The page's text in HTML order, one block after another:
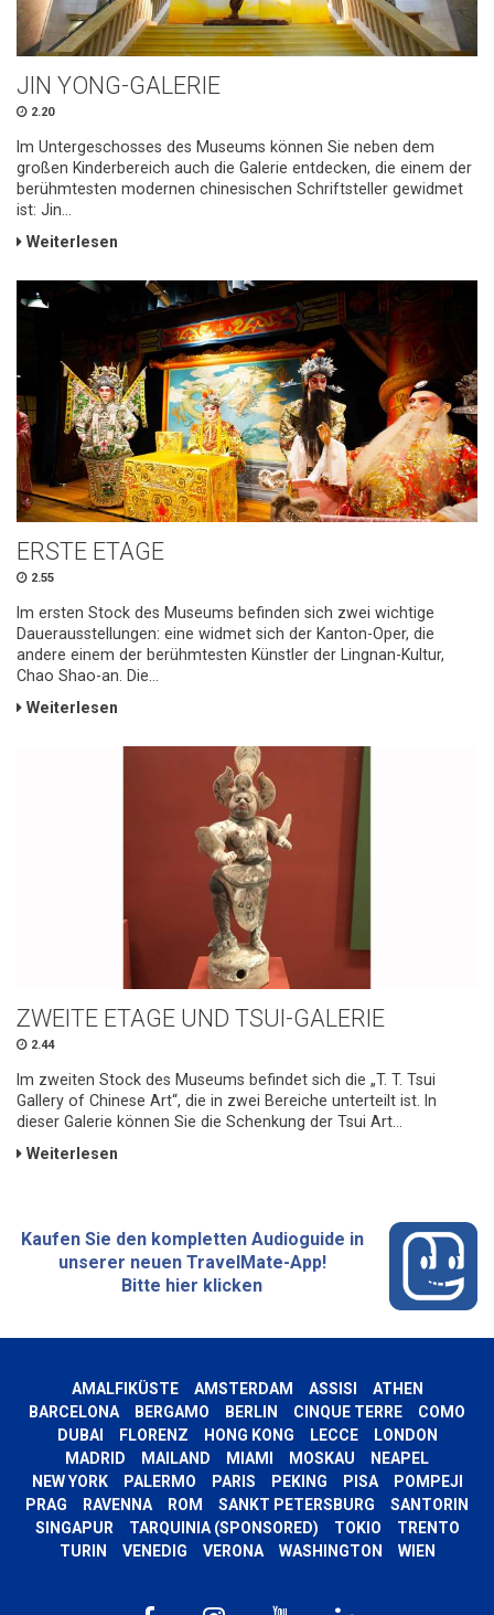
JIN YONG-GALERIE
2.20
Im Untergeschosses des Museums können Sie neben dem
großen Kinderbereich auch die Galerie entdecken, die einem der
berühmtesten modernen chinesischen Schriftsteller gewidmet
ist: Jin...
Weiterlesen
ERSTE ETAGE
2.55
Im ersten Stock des Museums befinden sich zwei wichtige
Dauerausstellungen: eine widmet sich der Kanton-Oper, die
andere einem der berühmtesten Künstler der Lingnan-Kultur,
Chao Shao-an. Die...
Weiterlesen
ZWEITE ETAGE UND TSUI-GALERIE
2.44
Im zweiten Stock des Museums befindet sich die „T. T. Tsui
Gallery of Chinese Art“, die in zwei Bereiche unterteilt ist. In
dieser Galerie können Sie die Schenkung der Tsui Art...
Weiterlesen
Kaufen Sie den kompletten Audioguide in
unserer neuen TravelMate-App!
Bitte hier klicken
AMALFIKÜSTE AMSTERDAM ASSISI
ATHEN
BARCELONA
BERGAMO BERLIN CINQUE TERRE
COMO
DUBAI
FLORENZ HONG KONG LECCE
LONDON
MADRID
MAILAND MIAMI MOSKAU
NEAPEL
NEW YORK
PALERMO PARIS PEKING PISA
POMPEJI
PRAG
RAVENNA ROM SANKT PETERSBURG
SANTORIN
SINGAPUR
TARQUINIA (SPONSORED) TOKIO
TRENTO
TURIN
VENEDIG VERONA WASHINGTON WIEN